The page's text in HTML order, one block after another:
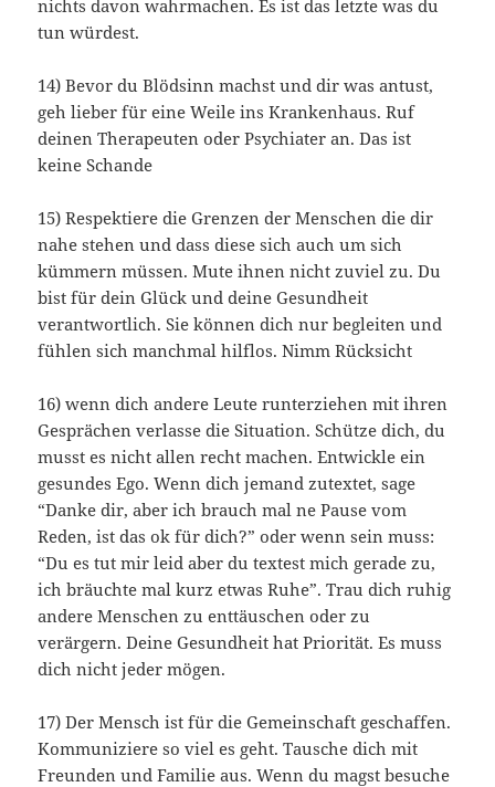
nichts davon wahrmachen. Es ist das letzte was du
tun würdest.
14) Bevor du Blödsinn machst und dir was antust,
geh lieber für eine Weile ins Krankenhaus. Ruf
deinen Therapeuten oder Psychiater an. Das ist
keine Schande
15) Respektiere die Grenzen der Menschen die dir
nahe stehen und dass diese sich auch um sich
kümmern müssen. Mute ihnen nicht zuviel zu. Du
bist für dein Glück und deine Gesundheit
verantwortlich. Sie können dich nur begleiten und
fühlen sich manchmal hilflos. Nimm Rücksicht
16) wenn dich andere Leute runterziehen mit ihren
Gesprächen verlasse die Situation. Schütze dich, du
musst es nicht allen recht machen. Entwickle ein
gesundes Ego. Wenn dich jemand zutextet, sage
“Danke dir, aber ich brauch mal ne Pause vom
Reden, ist das ok für dich?” oder wenn sein muss:
“Du es tut mir leid aber du textest mich gerade zu,
ich bräuchte mal kurz etwas Ruhe”. Trau dich ruhig
andere Menschen zu enttäuschen oder zu
verärgern. Deine Gesundheit hat Priorität. Es muss
dich nicht jeder mögen.
17) Der Mensch ist für die Gemeinschaft geschaffen.
Kommuniziere so viel es geht. Tausche dich mit
Freunden und Familie aus. Wenn du magst besuche